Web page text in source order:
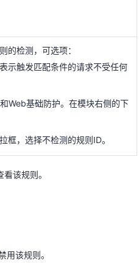
Web基础防护。在模块右侧的下
框，选择不检测的规则ID。
该规则。
的检测，可选项：
示触发匹配条件的请求不受任何
Web基础防护。在模块右侧的下
框，选择不检测的规则ID。
该规则。
该规则。